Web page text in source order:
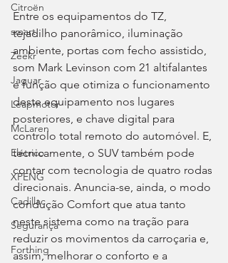
Citroën
smart
Zeekr
Jaguar
Leapmotor
McLaren
Elétrico
XPENG
Cadillac
Segurança
Forthing
Entre os equipamentos do TZ,
tejadilho panorâmico, iluminação
ambiente, portas com fecho assistido,
som Mark Levinson com 21 altifalantes
e função que otimiza o funcionamento
deste equipamento nos lugares
posteriores, e chave digital para
controlo total remoto do automóvel. E,
tecnicamente, o SUV também pode
contar com tecnologia de quatro rodas
direcionais. Anuncia-se, ainda, o modo
condução Comfort que atua tanto
neste sistema como na tração para
reduzir os movimentos da carroçaria e,
assim, melhorar o conforto e a